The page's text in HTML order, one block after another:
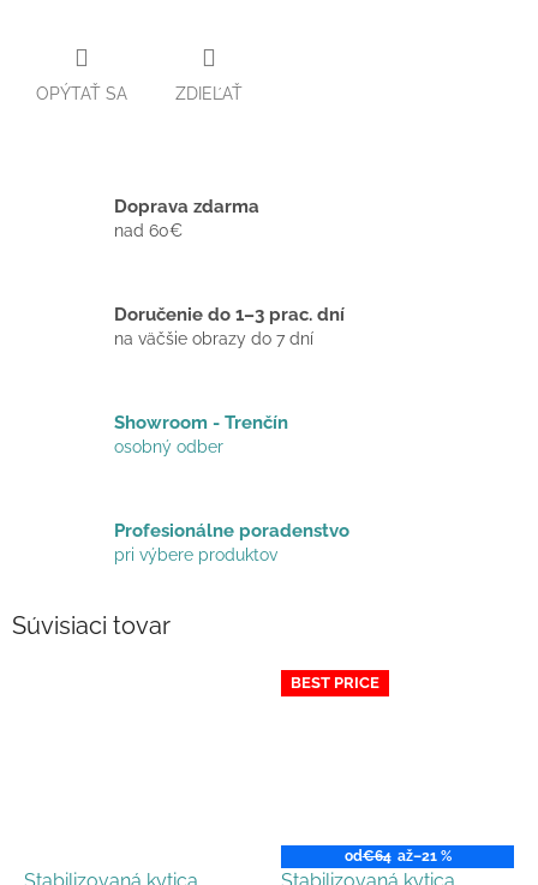
OPÝTAŤ SA ZDIEĽAŤ
Doprava zdarma
nad 60€
Doručenie do 1–3 prac. dní
na väčšie obrazy do 7 dní
Showroom - Trenčín
osobný odber
Profesionálne poradenstvo
pri výbere produktov
Súvisiaci tovar
BEST PRICE
od€64 až–21 %